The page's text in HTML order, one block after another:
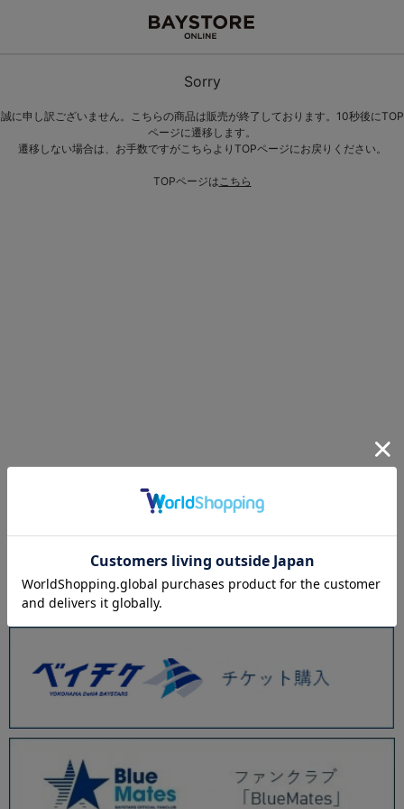
Sorry
誠に申し訳ございません。こちらの商品は販売が終了しております。10秒後にTOP
ページに遷移します。
遷移しない場合は、お手数ですがこちらよりTOPページにお戻りください。
TOPページはこちら